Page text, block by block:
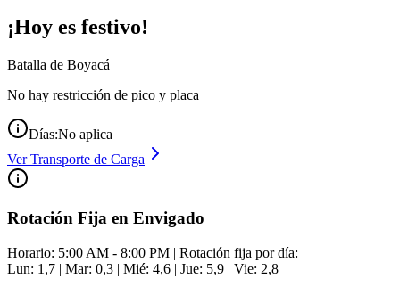
¡Hoy es festivo!
Batalla de Boyacá
No hay restricción de pico y placa
Días:No aplica
VerTransporte de Carga
Rotación Fija en Envigado
Horario: 5:00 AM - 8:00 PM | Rotación fija por día:
Lun: 1,7 | Mar: 0,3 | Mié: 4,6 | Jue: 5,9 | Vie: 2,8